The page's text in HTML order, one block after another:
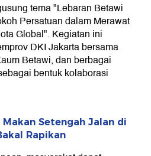
tema "Lebaran Betawi
Persatuan dalam Merawat
Global". Kegiatan ini
DKI Jakarta bersama
Betawi, dan berbagai
bentuk kolaborasi
Setengah Jalan di
Rapikan